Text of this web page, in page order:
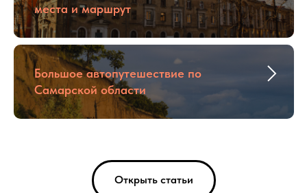
места и маршрут
Большое автопутешествие по
Самарской области
Открыть статьи